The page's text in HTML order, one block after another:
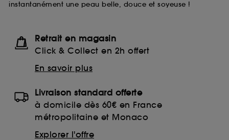
instantanément une peau belle, douce et soyeuse !
Retrait en magasin
Click & Collect en 2h offert
En savoir plus
Livraison standard offerte
à domicile dès 60€ en France
métropolitaine et Monaco
Explorer l'offre
lecture de ces traceurs requiert votre accord. Vous
choix" ci-dessous ou décider de "tout accepter".
Sephora pourra associer les informations de
navigation collectées par ces Cookies, pour les
collectées ou générées lors de votre activité en ligne
sur "continuer sans accepter". Voous pouvez à tout
moment choisir de retirer votrte consentement. Si vous
utilisés, cliquez ici.